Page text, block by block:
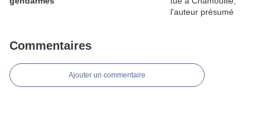
Commentaires
Ajouter un commentaire